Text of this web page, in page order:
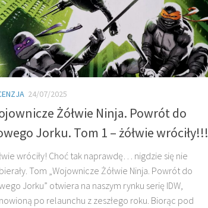
24/07/2025
Żółwie Ninja. Powrót do
Jorku. Tom 1 – żółwie wróciły!!!
wróciły! Choć tak naprawdę… nigdzie się nie
Tom „Wojownicze Żółwie Ninja. Powrót do
Jorku” otwiera na naszym rynku serię IDW,
po relaunchu z zeszłego roku. Biorąc pod